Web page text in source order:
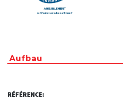
Aufbau
RÉFÉRENCE: